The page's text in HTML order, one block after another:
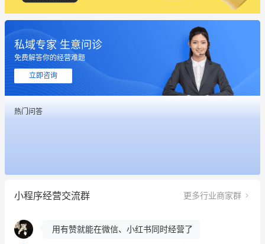
私域专家 生意问诊
免费解答你的经营难题
立即咨询
热门问答
小程序经营交流群 更多行业商家群
这个营销策划案例推荐大家看一下
用有赞就能在微信、小红书同时经营了
冰墩墩货源充足需要的联系我
这个营销策划案例推荐大家看一下
用有赞就能在微信、小红书同时经营了